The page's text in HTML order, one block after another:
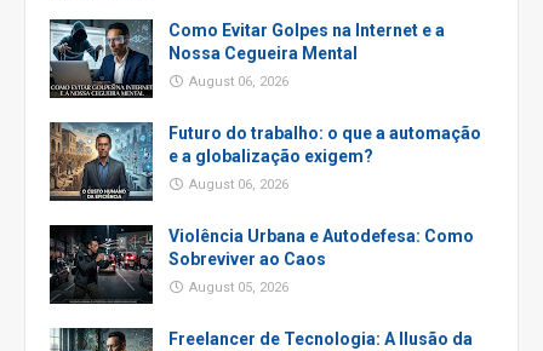
Como Evitar Golpes na Internet e a
Nossa Cegueira Mental
August 06, 2026
Futuro do trabalho: o que a automação
e a globalização exigem?
August 06, 2026
Violência Urbana e Autodefesa: Como
Sobreviver ao Caos
August 05, 2026
Freelancer de Tecnologia: A Ilusão da